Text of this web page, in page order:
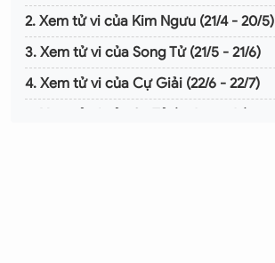
2. Xem tử vi của Kim Ngưu (21/4 - 20/5)
3. Xem tử vi của Song Tử (21/5 - 21/6)
4. Xem tử vi của Cự Giải (22/6 - 22/7)